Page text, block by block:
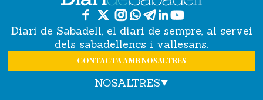
Diari de Sabadell, el diari de sempre, al servei
dels sabadellencs i vallesans.
CONTACTA AMB NOSALTRES
NOSALTRES